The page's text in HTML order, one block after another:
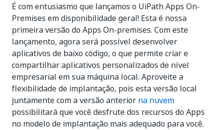
É com entusiasmo que lançamos o UiPath Apps On-
Premises em disponibilidade geral! Esta é nossa
primeira versão do Apps On-premises. Com este
lançamento, agora será possível desenvolver
aplicativos de baixo código, o que permite criar e
compartilhar aplicativos personalizados de nível
empresarial em sua máquina local. Aproveite a
flexibilidade de implantação, pois esta versão local
juntamente com a versão anterior na nuvem
possibilitará que você desfrute dos recursos do Apps
no modelo de implantação mais adequado para você.